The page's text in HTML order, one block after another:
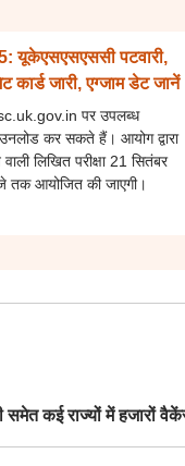
पटवारी,
कार्ड जारी, एग्जाम डेट जानें
पर उपलब्ध
कर सकते हैं। आयोग द्वारा
लिखित परीक्षा 21 सितंबर
आयोजित की जाएगी।
कई राज्यों में हजारों